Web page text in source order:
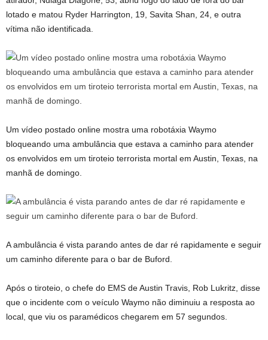
lotado e matou Ryder Harrington, 19, Savita Shan, 24, e outra
vítima não identificada.
Um vídeo postado online mostra uma robotáxia Waymo
bloqueando uma ambulância que estava a caminho para atender
os envolvidos em um tiroteio terrorista mortal em Austin, Texas, na
manhã de domingo.
A ambulância é vista parando antes de dar ré rapidamente e seguir
um caminho diferente para o bar de Buford.
Após o tiroteio, o chefe do EMS de Austin Travis, Rob Lukritz, disse
que o incidente com o veículo Waymo não diminuiu a resposta ao
local, que viu os paramédicos chegarem em 57 segundos.